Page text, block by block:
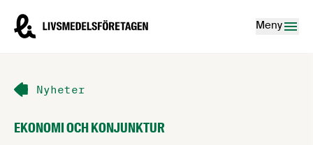
Livsmedelsföretagen – till startsidan
Meny
Nyheter
EKONOMI OCH KONJUNKTUR